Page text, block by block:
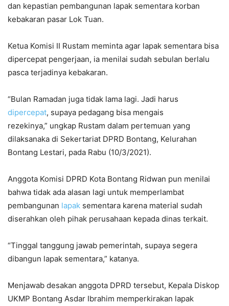
dan kepastian pembangunan lapak sementara korban
kebakaran pasar Lok Tuan.
Ketua Komisi II Rustam meminta agar lapak sementara bisa
dipercepat pengerjaan, ia menilai sudah sebulan berlalu
pasca terjadinya kebakaran.
“Bulan Ramadan juga tidak lama lagi. Jadi harus
dipercepat, supaya pedagang bisa mengais
rezekinya,” ungkap Rustam dalam pertemuan yang
dilaksanaka di Sekertariat DPRD Bontang, Kelurahan
Bontang Lestari, pada Rabu (10/3/2021).
Anggota Komisi DPRD Kota Bontang Ridwan pun menilai
bahwa tidak ada alasan lagi untuk memperlambat
pembangunan lapak sementara karena material sudah
diserahkan oleh pihak perusahaan kepada dinas terkait.
“Tinggal tanggung jawab pemerintah, supaya segera
dibangun lapak sementara,” katanya.
Menjawab desakan anggota DPRD tersebut, Kepala Diskop
UKMP Bontang Asdar Ibrahim memperkirakan lapak